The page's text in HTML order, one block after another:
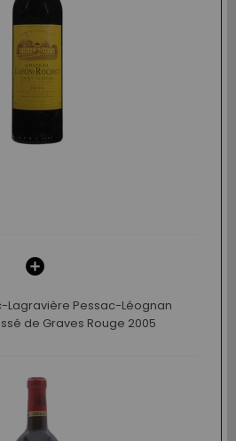
Lagravière Pessac-Léognan
de Graves Rouge 2005